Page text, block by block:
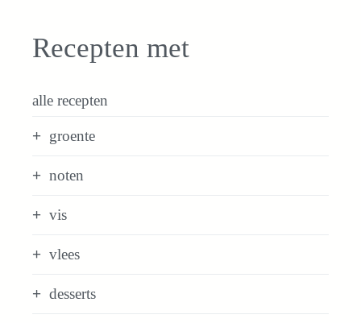
Recepten met
alle recepten
groente
noten
vis
vlees
desserts